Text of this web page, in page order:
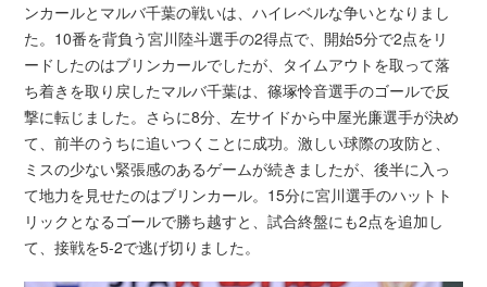
ンカールとマルバ千葉の戦いは、ハイレベルな争いとなりまし
た。10番を背負う宮川陸斗選手の2得点で、開始5分で2点をリ
ードしたのはブリンカールでしたが、タイムアウトを取って落
ち着きを取り戻したマルバ千葉は、篠塚怜音選手のゴールで反
撃に転じました。さらに8分、左サイドから中屋光廉選手が決め
て、前半のうちに追いつくことに成功。激しい球際の攻防と、
ミスの少ない緊張感のあるゲームが続きましたが、後半に入っ
て地力を見せたのはブリンカール。15分に宮川選手のハットト
リックとなるゴールで勝ち越すと、試合終盤にも2点を追加し
て、接戦を5-2で逃げ切りました。